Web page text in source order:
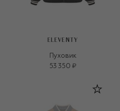
ELEVENTY
Пуховик
53 350 ₽